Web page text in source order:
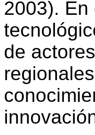
2003).
de